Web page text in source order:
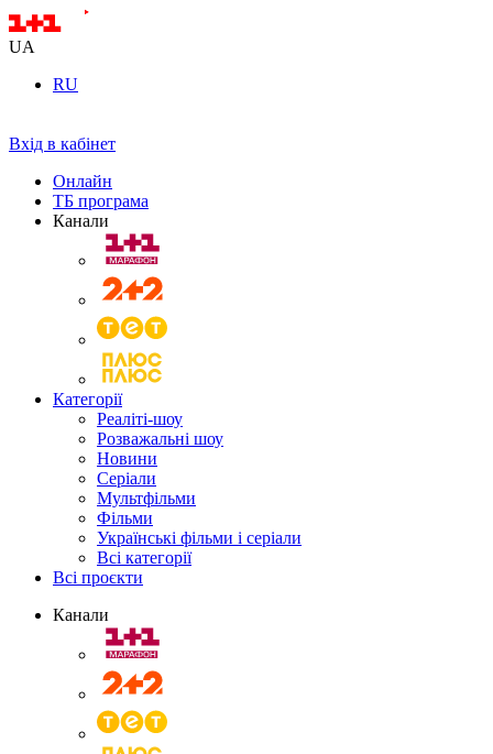
UA
RU
Вхід в кабінет
Онлайн
ТБ програма
Канали
Категорії
Реаліті-шоу
Розважальні шоу
Новини
Серіали
Мультфільми
Фільми
Українські фільми і серіали
Всі категорії
Всі проєкти
Канали